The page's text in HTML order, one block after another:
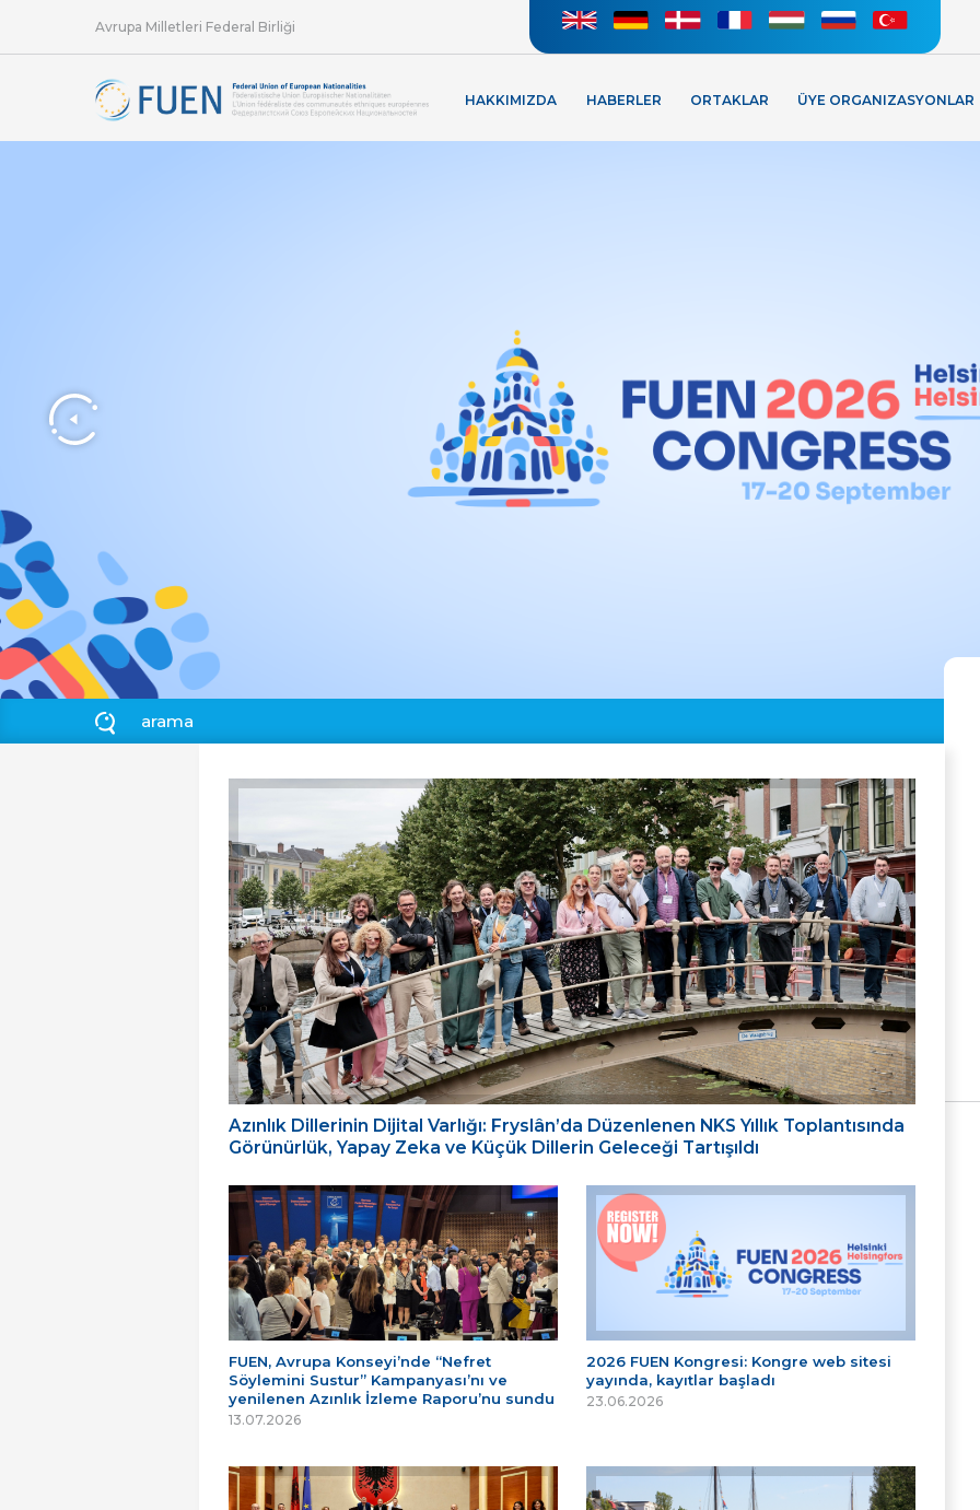
Avrupa Milletleri Federal Birliği
HAKKIMIZDA HABERLER ORTAKLAR ÜYE ORGANIZASYONLAR
Azınlık Dillerinin Dijital Varlığı: Fryslân’da Düzenlenen NKS Yıllık Toplantısında
Görünürlük, Yapay Zeka ve Küçük Dillerin Geleceği Tartışıldı
FUEN, Avrupa Konseyi’nde “Nefret
Söylemini Sustur” Kampanyası’nı ve
yenilenen Azınlık İzleme Raporu’nu sundu
13.07.2026
2026 FUEN Kongresi: Kongre web sitesi
yayında, kayıtlar başladı
23.06.2026